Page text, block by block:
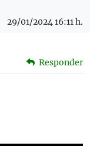
29/01/2024 16:11 h.
Responder